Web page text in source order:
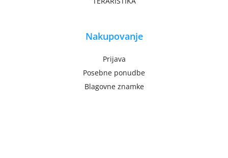
Nakupovanje
Prijava
Posebne ponudbe
Blagovne znamke